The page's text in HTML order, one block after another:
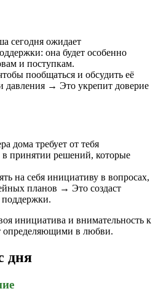
сегодня ожидает
она будет особенно
и поступкам.
пообщаться и обсудить её
давления → Это укрепит доверие
дома требует от тебя
в принятии решений, которые
на себя инициативу в вопросах,
планов → Это создаст
инициатива и внимательность к
определяющими в любви.
дня